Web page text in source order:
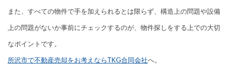
また、すべての物件で手を加えられるとは限らず、構造上の問題や設備
上の問題がないか事前にチェックするのが、物件探しをする上での大切
なポイントです。
所沢市で不動産売却をお考えならTKG合同会社へ。